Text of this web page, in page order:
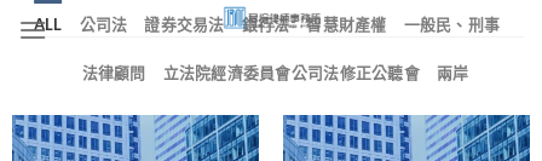
ALL 公司法 證券交易法 銀行法 智慧財產權 一般民、刑事
法律顧問 立法院經濟委員會公司法修正公聽會 兩岸